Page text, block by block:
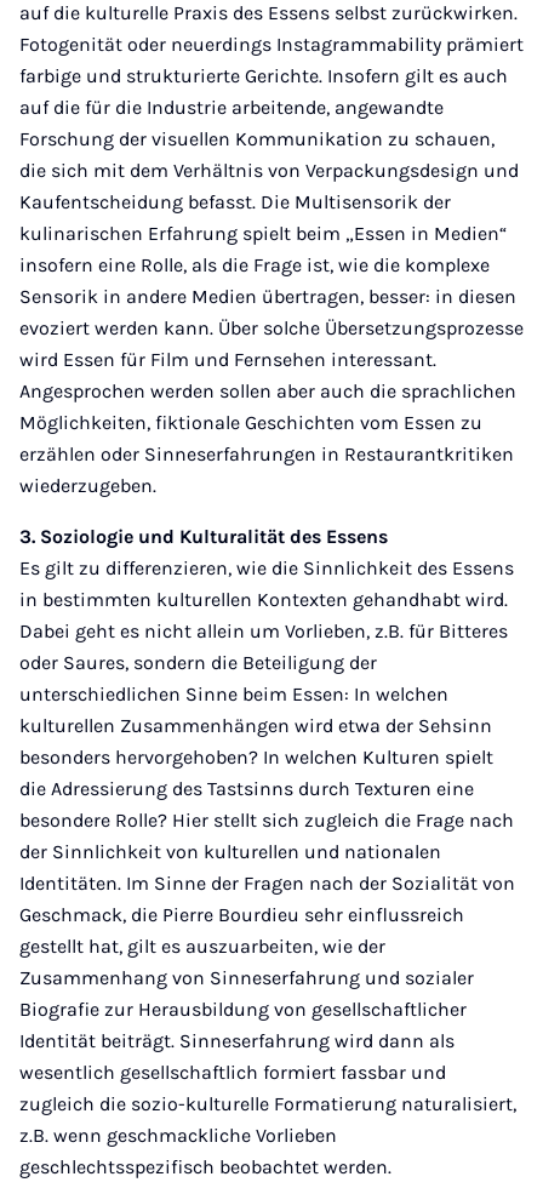
auf die kulturelle Praxis des Essens selbst zurückwirken.
Fotogenität oder neuerdings Instagrammability prämiert
farbige und strukturierte Gerichte. Insofern gilt es auch
auf die für die Industrie arbeitende, angewandte
Forschung der visuellen Kommunikation zu schauen,
die sich mit dem Verhältnis von Verpackungsdesign und
Kaufentscheidung befasst. Die Multisensorik der
kulinarischen Erfahrung spielt beim „Essen in Medien“
insofern eine Rolle, als die Frage ist, wie die komplexe
Sensorik in andere Medien übertragen, besser: in diesen
evoziert werden kann. Über solche Übersetzungsprozesse
wird Essen für Film und Fernsehen interessant.
Angesprochen werden sollen aber auch die sprachlichen
Möglichkeiten, fiktionale Geschichten vom Essen zu
erzählen oder Sinneserfahrungen in Restaurantkritiken
wiederzugeben.
3. Soziologie und Kulturalität des Essens
Es gilt zu differenzieren, wie die Sinnlichkeit des Essens
in bestimmten kulturellen Kontexten gehandhabt wird.
Dabei geht es nicht allein um Vorlieben, z.B. für Bitteres
oder Saures, sondern die Beteiligung der
unterschiedlichen Sinne beim Essen: In welchen
kulturellen Zusammenhängen wird etwa der Sehsinn
besonders hervorgehoben? In welchen Kulturen spielt
die Adressierung des Tastsinns durch Texturen eine
besondere Rolle? Hier stellt sich zugleich die Frage nach
der Sinnlichkeit von kulturellen und nationalen
Identitäten. Im Sinne der Fragen nach der Sozialität von
Geschmack, die Pierre Bourdieu sehr einflussreich
gestellt hat, gilt es auszuarbeiten, wie der
Zusammenhang von Sinneserfahrung und sozialer
Biografie zur Herausbildung von gesellschaftlicher
Identität beiträgt. Sinneserfahrung wird dann als
wesentlich gesellschaftlich formiert fassbar und
zugleich die sozio-kulturelle Formatierung naturalisiert,
z.B. wenn geschmackliche Vorlieben
geschlechtsspezifisch beobachtet werden.